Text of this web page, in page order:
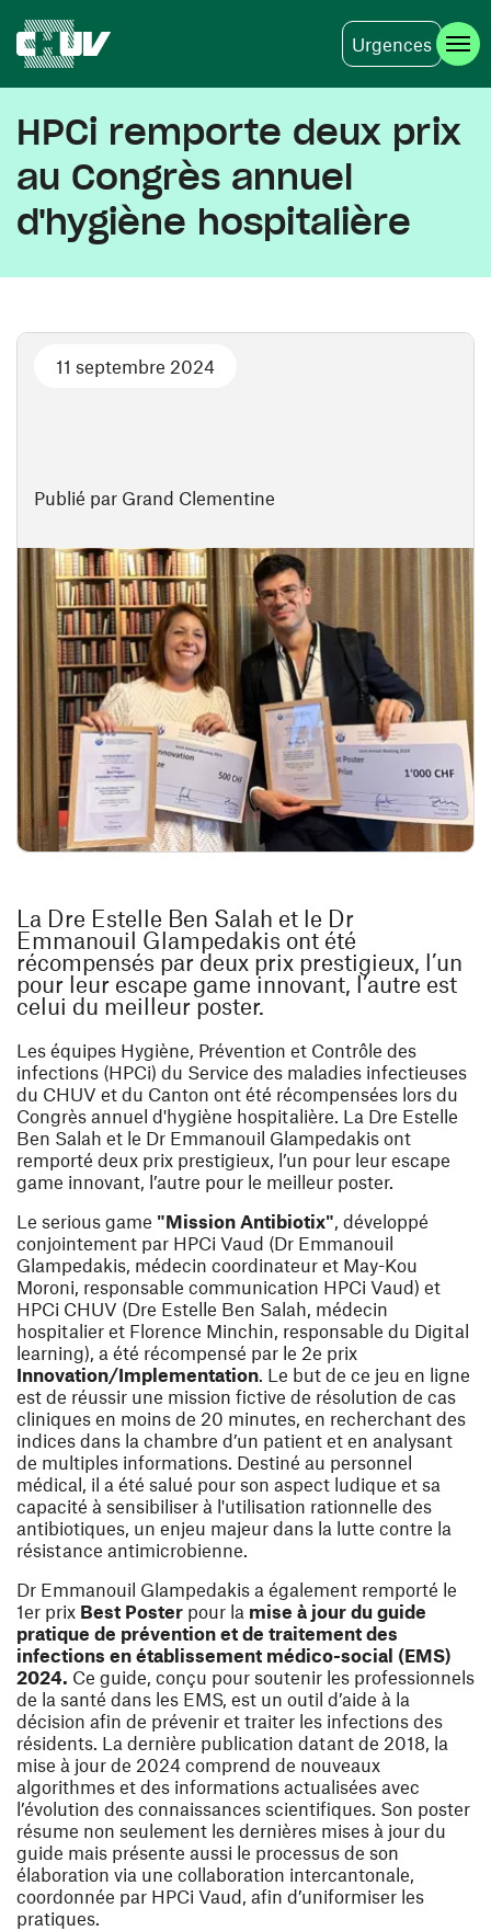
Urgences
HPCi remporte deux prix
au Congrès annuel
d'hygiène hospitalière
Publié par Grand Clementine
11 septembre 2024
La Dre Estelle Ben Salah et le Dr
Emmanouil Glampedakis ont été
récompensés par deux prix prestigieux, l’un
pour leur escape game innovant, l’autre est
celui du meilleur poster.
Les équipes Hygiène, Prévention et Contrôle des
infections (HPCi) du Service des maladies infectieuses
du CHUV et du Canton ont été récompensées lors du
Congrès annuel d'hygiène hospitalière. La Dre Estelle
Ben Salah et le Dr Emmanouil Glampedakis ont
remporté deux prix prestigieux, l’un pour leur escape
game innovant, l’autre pour le meilleur poster.
Le serious game "Mission Antibiotix", développé
conjointement par HPCi Vaud (Dr Emmanouil
Glampedakis, médecin coordinateur et May-Kou
Moroni, responsable communication HPCi Vaud) et
HPCi CHUV (Dre Estelle Ben Salah, médecin
hospitalier et Florence Minchin, responsable du Digital
learning), a été récompensé par le 2e prix
Innovation/Implementation. Le but de ce jeu en ligne
est de réussir une mission fictive de résolution de cas
cliniques en moins de 20 minutes, en recherchant des
indices dans la chambre d’un patient et en analysant
de multiples informations. Destiné au personnel
médical, il a été salué pour son aspect ludique et sa
capacité à sensibiliser à l'utilisation rationnelle des
antibiotiques, un enjeu majeur dans la lutte contre la
résistance antimicrobienne.
Dr Emmanouil Glampedakis a également remporté le
1er prix Best Poster pour la mise à jour du guide
pratique de prévention et de traitement des
infections en établissement médico-social (EMS)
2024. Ce guide, conçu pour soutenir les professionnels
de la santé dans les EMS, est un outil d’aide à la
décision afin de prévenir et traiter les infections des
résidents. La dernière publication datant de 2018, la
mise à jour de 2024 comprend de nouveaux
algorithmes et des informations actualisées avec
l’évolution des connaissances scientifiques. Son poster
résume non seulement les dernières mises à jour du
guide mais présente aussi le processus de son
élaboration via une collaboration intercantonale,
coordonnée par HPCi Vaud, afin d’uniformiser les
pratiques.